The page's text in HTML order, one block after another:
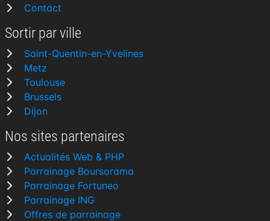
Contact
Sortir par ville
Saint-Quentin-en-Yvelines
Metz
Toulouse
Brussels
Dijon
Nos sites partenaires
Actualités Web & PHP
Parrainage Boursorama
Parrainage Fortuneo
Parrainage ING
Offres de parrainage